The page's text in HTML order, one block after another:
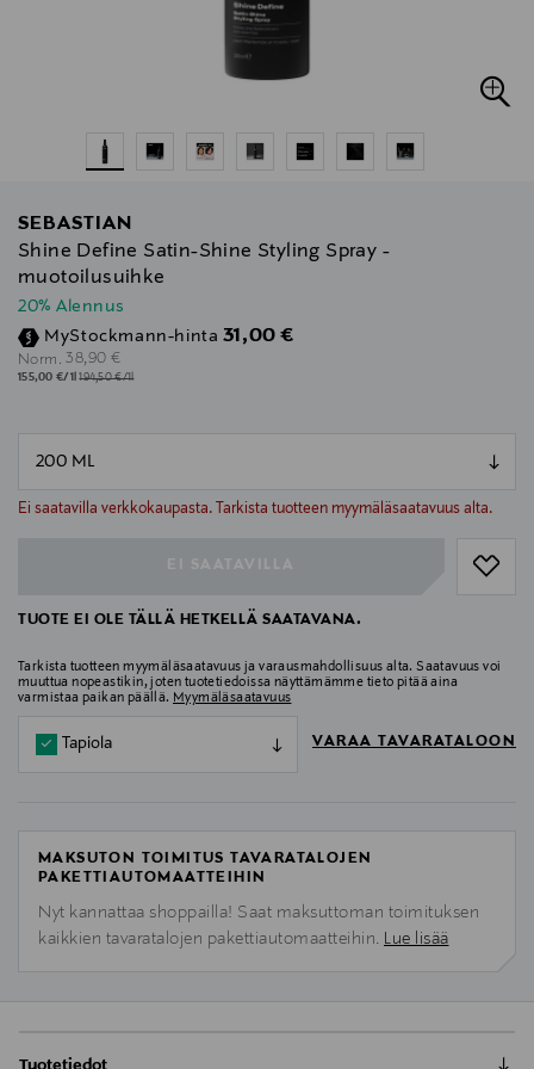
SEBASTIAN
Shine Define Satin-Shine Styling Spray -
muotoilusuihke
20% Alennus
MyStockmann-hinta Discounted Price
31,00 €
Norm. Original Price
38,90 €
155,00 €/1l194,50 €/1l
Ei saatavilla verkkokaupasta. Tarkista tuotteen myymäläsaatavuus alta.
null
TUOTE EI OLE TÄLLÄ HETKELLÄ SAATAVANA.
Tarkista tuotteen myymäläsaatavuus ja varausmahdollisuus alta. Saatavuus voi
muuttua nopeastikin, joten tuotetiedoissa näyttämämme tieto pitää aina
varmistaa paikan päällä. Myymäläsaatavuus
Tapiola VARAA TAVARATALOON
MAKSUTON TOIMITUS TAVARATALOJEN
PAKETTIAUTOMAATTEIHIN
Nyt kannattaa shoppailla! Saat maksuttoman toimituksen
kaikkien tavaratalojen pakettiautomaatteihin. Lue lisää